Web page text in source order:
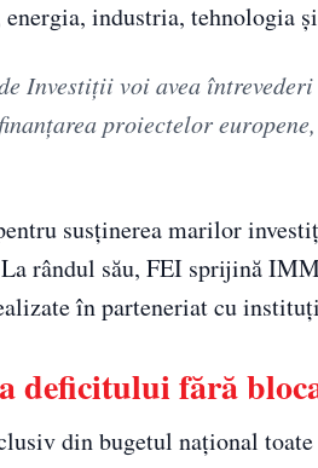
industria, tehnologia
Investiții voi avea
proiectelor
susținerea marilor
rândul său, FEI sprijină
în parteneriat cu
deficitului fără
din bugetul național